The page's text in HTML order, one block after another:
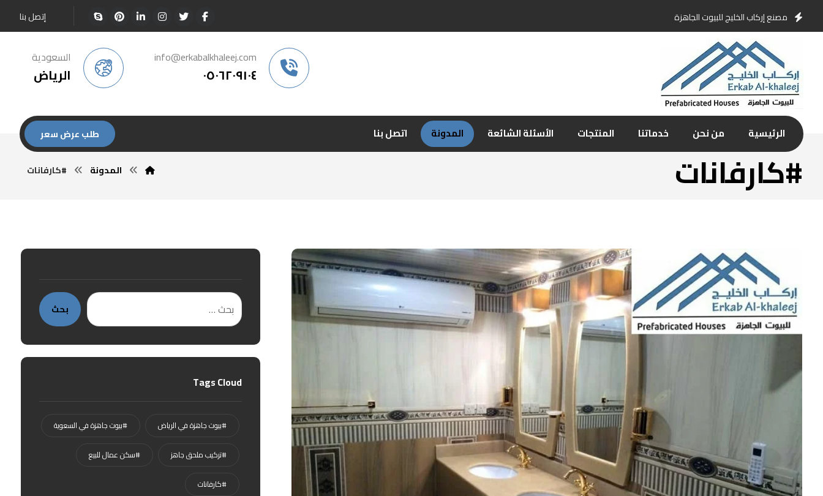
مصنع إركاب الخليج للبيوت الجاهزة إتصل بنا
السعودية
الرياض
info@erkabalkhaleej.com
٠٥٠٦٢٠٩١٠٤
الرئيسية من نحن خدماتنا المنتجات الأسئلة الشائعة المدونة اتصل بنا طلب عرض سعر
#كارفانات المدونة #كارفانات
بحث
Tags Cloud
#بيوت جاهزة في الرياض #بيوت جاهزة في السعوية
#تركيب ملحق جاهز #سكن عمال للبيع
#كارفانات